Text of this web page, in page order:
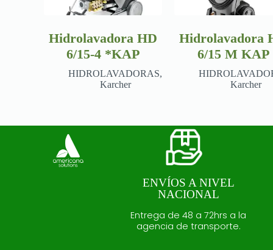
Hidrolavadora HD
6/15-4 *KAP
HIDROLAVADORAS,
Karcher
Hidrolavadora
6/15 M KAP
Karcher
ENVÍOS A NIVEL
NACIONAL
Entrega de 48 a 72hrs a la
agencia de transporte.